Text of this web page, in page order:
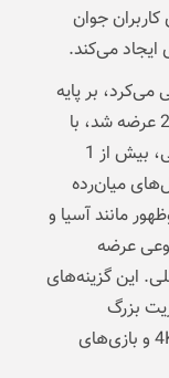
کاربران جوان
بر پایه
تجربیات موفق نوا فلیپ ساخته شده است. مدل قبلی که در آگوست 2024 عرضه شد، با
نمایشگر تاشوی 6.94 اینچی LTPO OLED و باتری 4400 میلی‌آمپر ساعتی، بیش از 1
میان‌رده
مانند آسیا و
عرضه
1 ترابایت حافظه داخلی. این گزینه‌های
بزرگ
محسوب می‌شود، به‌ویژه در دورانی که محتوای دیجیتال مانند ویدیوهای 4K و بازی‌های